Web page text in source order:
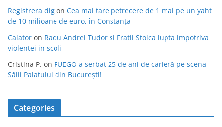
Registrera dig on Cea mai tare petrecere de 1 mai pe un yaht
de 10 milioane de euro, în Constanța
Calator on Radu Andrei Tudor si Fratii Stoica lupta impotriva
violentei in scoli
Cristina P. on FUEGO a serbat 25 de ani de carieră pe scena
Sălii Palatului din București!
Categories